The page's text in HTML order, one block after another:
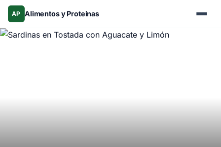
AP Alimentos y Proteinas